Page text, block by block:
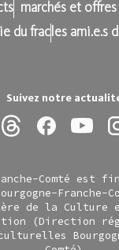
Suivez notre
marchés et
du frac les ami.e.s
Comté est
Franche-
de la Culture
(Direction